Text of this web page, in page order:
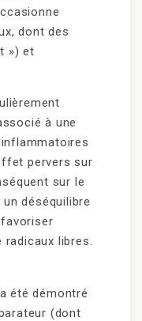
dont des
») et
à une
pervers sur
sur le
déséquilibre
libres.
été démontré
(dont